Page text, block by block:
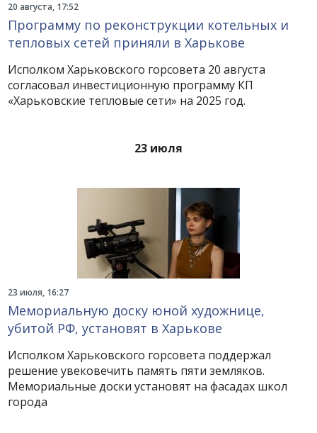
20 августа, 17:52
Программу по реконструкции котельных и
тепловых сетей приняли в Харькове
Исполком Харьковского горсовета 20 августа
согласовал инвестиционную программу КП
«Харьковские тепловые сети» на 2025 год.
23 июля
23 июля, 16:27
Мемориальную доску юной художнице,
убитой РФ, установят в Харькове
Исполком Харьковского горсовета поддержал
решение увековечить память пяти земляков.
Мемориальные доски установят на фасадах школ
города